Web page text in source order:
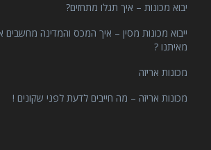
יבוא מכונות – איך תגלו מתחזים?
ייבוא מכונות מסין – איך המכס והמדינה מחשבים
מאיתנו ?
מכונות אריזה
מכונות אריזה – מה חייבים לדעת לפני שקונים !